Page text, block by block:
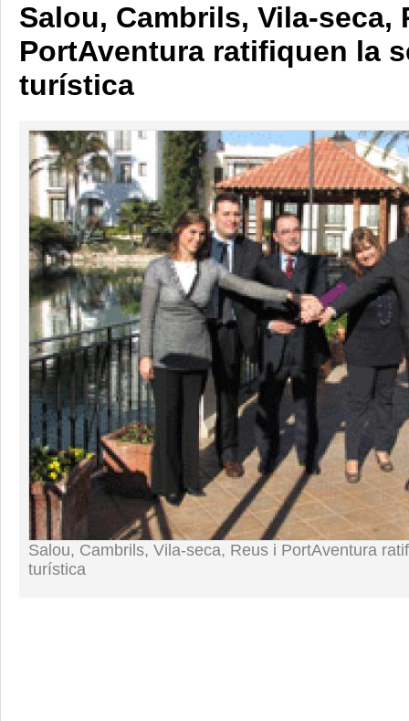
Salou, Cambrils, Vila-seca,
PortAventura ratifiquen la
turística
Salou, Cambrils, Vila-seca, Reus i PortAventura
turística